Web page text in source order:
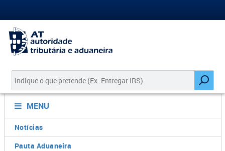
MENU
Notícias
Pauta Aduaneira